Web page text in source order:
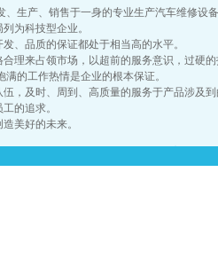
、生产、销售于一身的专业生产汽车维修设
为科技型企业。
发、品质的保证都处于相当高的水平。
理来占领市场，以超前的服务意识，过硬
的工作热情是企业的根本保证。
，及时、周到、高质量的服务于产品涉及
的追求。
美好的未来。